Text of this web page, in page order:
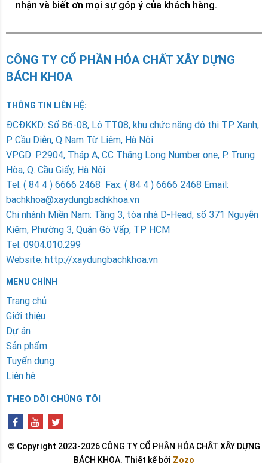
nhận và biết ơn mọi sự góp ý của khách hàng.
CÔNG TY CỔ PHẦN HÓA CHẤT XÂY DỰNG
BÁCH KHOA
THÔNG TIN LIÊN HỆ:
ÐCÐKKD: Số B6-08, Lô TT08, khu chức năng đô thị TP Xanh,
P Cầu Diễn, Q Nam Từ Liêm, Hà Nội
VPGD: P2904, Tháp A, CC Thăng Long Number one, P. Trung
Hòa, Q. Cầu Giấy, Hà Nội
Tel: ( 84 4 ) 6666 2468 Fax: ( 84 4 ) 6666 2468 Email:
bachkhoa@xaydungbachkhoa.vn
Chi nhánh Miền Nam: Tầng 3, tòa nhà D-Head, số 371 Nguyễn
Kiệm, Phường 3, Quận Gò Vấp, TP HCM
Tel: 0904.010.299
Website: http://xaydungbachkhoa.vn
MENU CHÍNH
Trang chủ
Giới thiệu
Dự án
Sản phẩm
Tuyển dụng
Liên hệ
THEO DÕI CHÚNG TÔI
© Copyright 2023-2026 CÔNG TY CỔ PHẦN HÓA CHẤT XÂY DỰNG
BÁCH KHOA. Thiết kế bởi Zozo